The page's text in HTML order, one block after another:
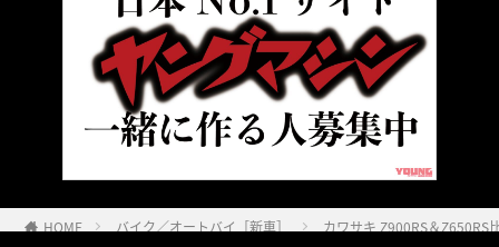
HOME バイク／オートバイ［新車］ カワサキ Z900RS＆Z650RS